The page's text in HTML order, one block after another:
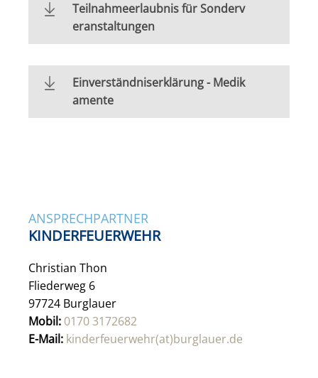
Teilnahmeerlaubnis für Sonderv
eranstaltungen
Einverständniserklärung - Medik
amente
ANSPRECHPARTNER
KINDERFEUERWEHR
Christian Thon
Fliederweg 6
97724 Burglauer
Mobil: 0170 3172682
E-Mail: kinderfeuerwehr(at)burglauer.de